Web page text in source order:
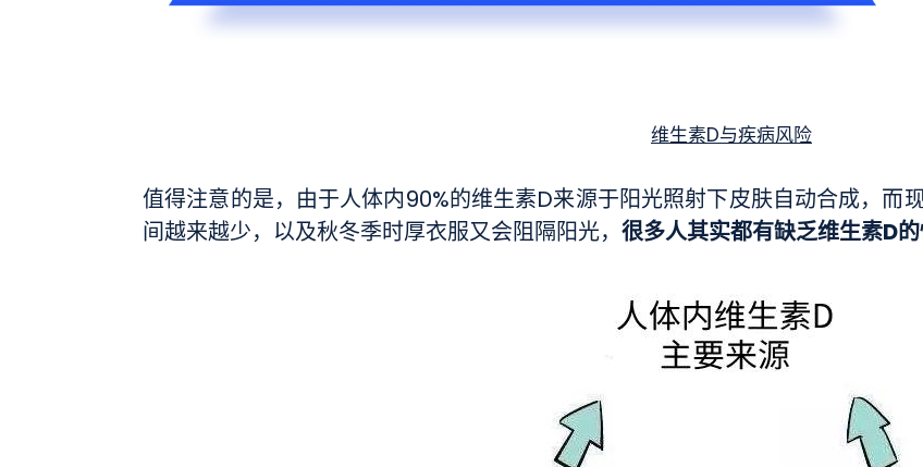
维生素D与疾病风险
值得注意的是，由于人体内90%的维生素D来源于阳光照射下皮肤自动合成，而
间越来越少，以及秋冬季时厚衣服又会阻隔阳光， 很多人其实都有缺乏维生素D的